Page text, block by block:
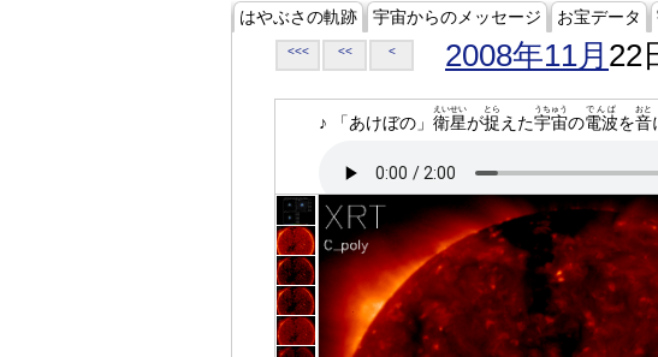
はやぶさの軌跡 宇宙からのメッセージ お宝データ
<<< << < 2008年11月 22
♪ 「あけぼの」 衛星
えいせい
が捉
とら
えた宇宙
うちゅう
の電波
でんぱ
を音
おと